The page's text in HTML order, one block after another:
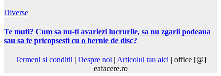
Diverse
Te muti? Cum sa nu-ti avariezi lucrurile, sa nu zgarii podeaua
sau sa te pricopsesti cu o hernie de disc?
Termeni si conditii Despre noi Articolul tau aici | office [@]
eafacere.ro